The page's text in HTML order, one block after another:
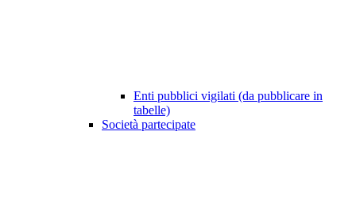
Enti pubblici vigilati (da pubblicare in
tabelle)
Società partecipate